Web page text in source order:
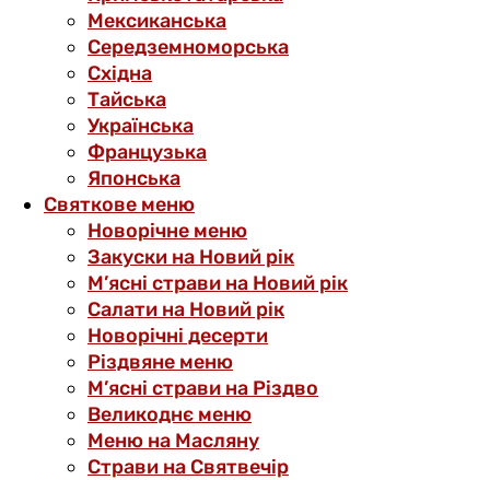
Мексиканська
Середземноморська
Східна
Тайська
Українська
Французька
Японська
Святкове меню
Новорічне меню
Закуски на Новий рік
М’ясні страви на Новий рік
Салати на Новий рік
Новорічні десерти
Різдвяне меню
М’ясні страви на Різдво
Великоднє меню
Меню на Масляну
Страви на Святвечір